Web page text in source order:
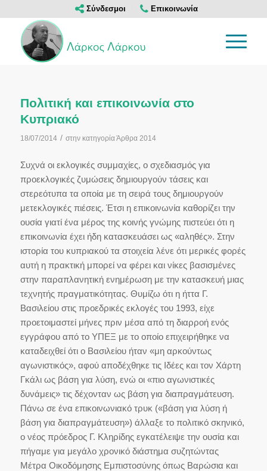
Σύνδεσμοι Επικοινωνία
Πολιτική και επικοινωνία στο
Κυπριακό
18/07/2014 / στην κατηγορίαΆρθρα 2014
Συχνά οι εκλογικές συμμαχίες, ο σχεδιασμός για
προεκλογικές ζυμώσεις δημιουργούν τάσεις και
στερεότυπα τα οποία με τη σειρά τους δημιουργούν
μετεκλογικές πιέσεις. Έτσι η επικοινωνία καθορίζει την
ουσία γιατί ένα μέρος της κοινής γνώμης πιστεύει ότι η
επικοινωνία έχει ήδη κατασκευάσει ως «αληθές». Στην
ιστορία του κυπριακού τα στοιχεία λένε ότι μερικές φορές
αυτή η πρακτική μπορεί να φέρει και νίκες βασισμένες
στην παραπλανητική ενημέρωση με την κατασκευή μιας
τεχνητής πραγματικότητας. Θυμίζω ότι η ήττα Γ.
Βασιλείου στις προεδρικές εκλογές του 1993, είχε
προετoιμαστεί μήνες πριν μέσα από τη διαρροή ενός
εγγράφου από το ΥΠΕΞ με το οποίο επιχειρήθηκε να
καταδειχθεί ότι ο Βασιλείου ήταν «μη αρκούντως
αγωνιστικός», αφού αποδέχθηκε τις Ιδέες και τον Χάρτη
Γκάλι ως βάση για λύση, ενώ οι «πιο αγωνιστικές
δυνάμεις» τις δέχονταν ως βάση για διαπραγμάτευση.
Πάνω σε ένα επικοινωνιακό τρυκ («βάση για λύση ή
βάση για διαπραγμάτευση») άλλαξε το πολιτικό σκηνικό,
ο νέος πρόεδρος Γ. Κληρίδης εγκατέλειψε την ουσία και
πήγαμε για μεγάλο χρονικό διάστημα συζητώντας
Μέτρα Οικοδόμησης Εμπιστοσύνης όπως Βαρώσια και